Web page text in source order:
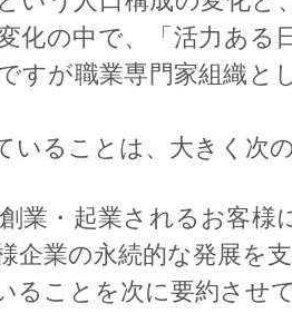
化の中で、「活力ある
すが職業専門家組織と
いることは、大きく次
業・起業されるお客様
企業の永続的な発展を
ることを次に要約させ